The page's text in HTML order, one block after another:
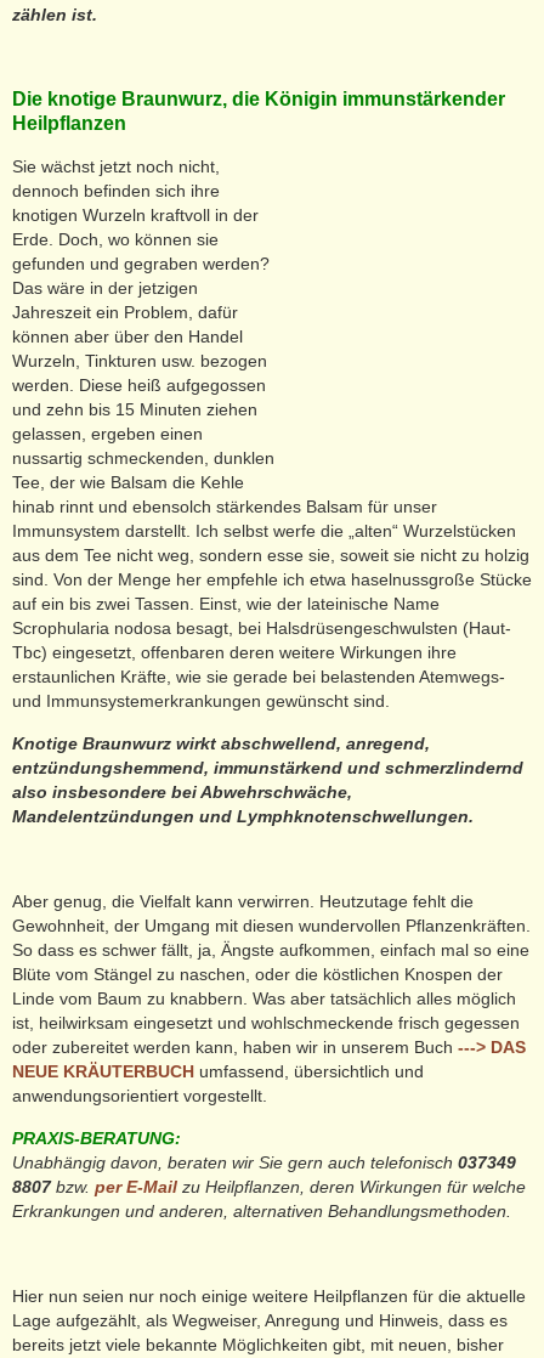
zählen ist.
Die knotige Braunwurz, die Königin immunstärkender
Heilpflanzen
Sie wächst jetzt noch nicht,
dennoch befinden sich ihre
knotigen Wurzeln kraftvoll in der
Erde. Doch, wo können sie
gefunden und gegraben werden?
Das wäre in der jetzigen
Jahreszeit ein Problem, dafür
können aber über den Handel
Wurzeln, Tinkturen usw. bezogen
werden. Diese heiß aufgegossen
und zehn bis 15 Minuten ziehen
gelassen, ergeben einen
nussartig schmeckenden, dunklen
Tee, der wie Balsam die Kehle
hinab rinnt und ebensolch stärkendes Balsam für unser
Immunsystem darstellt. Ich selbst werfe die „alten“ Wurzelstücken
aus dem Tee nicht weg, sondern esse sie, soweit sie nicht zu holzig
sind. Von der Menge her empfehle ich etwa haselnussgroße Stücke
auf ein bis zwei Tassen. Einst, wie der lateinische Name
Scrophularia nodosa besagt, bei Halsdrüsengeschwulsten (Haut-
Tbc) eingesetzt, offenbaren deren weitere Wirkungen ihre
erstaunlichen Kräfte, wie sie gerade bei belastenden Atemwegs-
und Immunsystemerkrankungen gewünscht sind.
Knotige Braunwurz wirkt abschwellend, anregend,
entzündungshemmend, immunstärkend und schmerzlindernd
also insbesondere bei Abwehrschwäche,
Mandelentzündungen und Lymphknotenschwellungen.
Aber genug, die Vielfalt kann verwirren. Heutzutage fehlt die
Gewohnheit, der Umgang mit diesen wundervollen Pflanzenkräften.
So dass es schwer fällt, ja, Ängste aufkommen, einfach mal so eine
Blüte vom Stängel zu naschen, oder die köstlichen Knospen der
Linde vom Baum zu knabbern. Was aber tatsächlich alles möglich
ist, heilwirksam eingesetzt und wohlschmeckende frisch gegessen
oder zubereitet werden kann, haben wir in unserem Buch ---> DAS
NEUE KRÄUTERBUCH umfassend, übersichtlich und
anwendungsorientiert vorgestellt.
PRAXIS-BERATUNG:
Unabhängig davon, beraten wir Sie gern auch telefonisch 037349
8807bzw. per E-Mail zu Heilpflanzen, deren Wirkungen für welche
Erkrankungen und anderen, alternativen Behandlungsmethoden.
Hier nun seien nur noch einige weitere Heilpflanzen für die aktuelle
Lage aufgezählt, als Wegweiser, Anregung und Hinweis, dass es
bereits jetzt viele bekannte Möglichkeiten gibt, mit neuen, bisher